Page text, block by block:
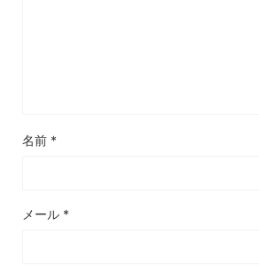
名前 *
メール *